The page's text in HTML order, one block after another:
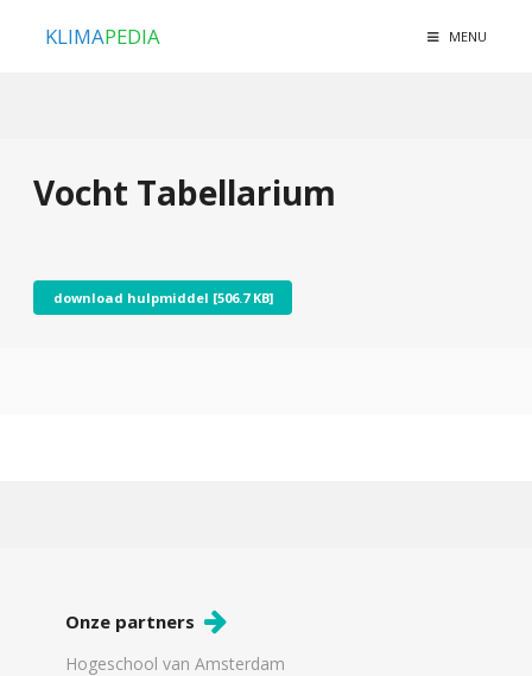
KLIMAPEDIA MENU
Vocht Tabellarium
download hulpmiddel [506.7 KB]
Onze partners
Hogeschool van Amsterdam